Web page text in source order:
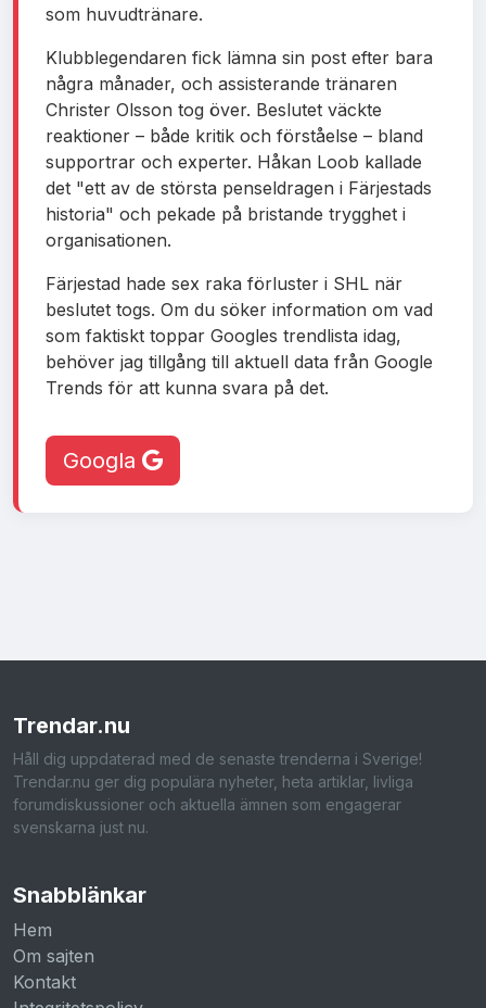
som huvudtränare.
Klubblegendaren fick lämna sin post efter bara
några månader, och assisterande tränaren
Christer Olsson tog över. Beslutet väckte
reaktioner – både kritik och förståelse – bland
supportrar och experter. Håkan Loob kallade
det "ett av de största penseldragen i Färjestads
historia" och pekade på bristande trygghet i
organisationen.
Färjestad hade sex raka förluster i SHL när
beslutet togs. Om du söker information om vad
som faktiskt toppar Googles trendlista idag,
behöver jag tillgång till aktuell data från Google
Trends för att kunna svara på det.
Googla
Trendar.nu
Håll dig uppdaterad med de senaste trenderna i Sverige!
Trendar.nu ger dig populära nyheter, heta artiklar, livliga
forumdiskussioner och aktuella ämnen som engagerar
svenskarna just nu.
Snabblänkar
Hem
Om sajten
Kontakt